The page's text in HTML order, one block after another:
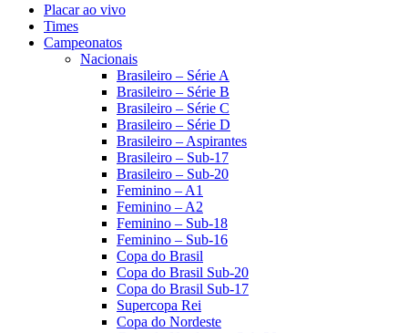
Placar ao vivo
Times
Campeonatos
Nacionais
Brasileiro – Série A
Brasileiro – Série B
Brasileiro – Série C
Brasileiro – Série D
Brasileiro – Aspirantes
Brasileiro – Sub-17
Brasileiro – Sub-20
Feminino – A1
Feminino – A2
Feminino – Sub-18
Feminino – Sub-16
Copa do Brasil
Copa do Brasil Sub-20
Copa do Brasil Sub-17
Supercopa Rei
Copa do Nordeste